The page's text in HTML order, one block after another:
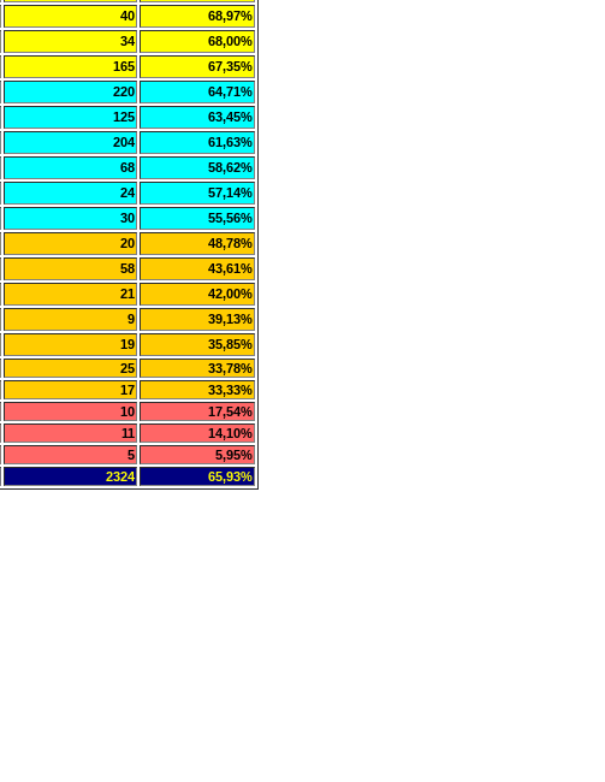
40
68,97%
34
68,00%
165
67,35%
220
64,71%
125
63,45%
204
61,63%
68
58,62%
24
57,14%
30
55,56%
20
48,78%
58
43,61%
21
42,00%
9
39,13%
19
35,85%
25
33,78%
17
33,33%
10
17,54%
11
14,10%
5
5,95%
2324 65,93%